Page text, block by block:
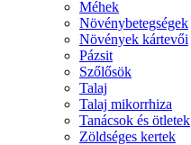
Méhek
Növénybetegségek
Növények kártevői
Pázsit
Szőlősök
Talaj
Talaj mikorrhiza
Tanácsok és ötletek
Zöldséges kertek